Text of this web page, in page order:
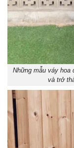
Những mẫu váy hoa
và trở